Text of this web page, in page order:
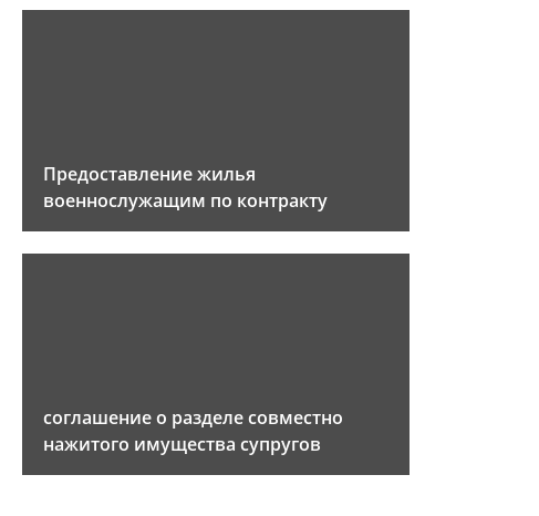
Предоставление жилья
военнослужащим по контракту
соглашение о разделе совместно
нажитого имущества супругов